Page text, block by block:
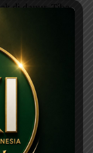
di dapur. Tiba-
belakang
minta bantuan
SPKT 110
langsung
evakuasi.